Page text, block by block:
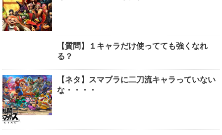
【質問】１キャラだけ使ってても強くなれ
る？
【ネタ】スマブラに二刀流キャラっていない
な・・・・